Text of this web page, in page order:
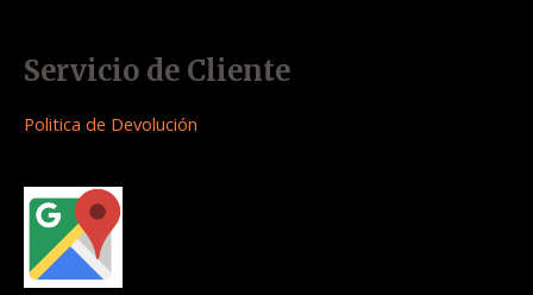
Servicio de Cliente
Politica de Devolución